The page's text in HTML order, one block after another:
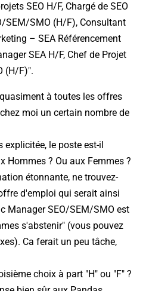
SEO H/F, Chargé de SEO
SEM/SMO (H/F), Consultant
– SEA Référencement
SEA H/F, Chef de Projet
(H/F)".
à toutes les offres
moi un certain nombre de
le poste est-il
Hommes ? Ou aux Femmes ?
étonnante, ne trouvez-
d'emploi qui serait ainsi
Manager SEO/SEM/SMO est
s'abstenir" (vous pouvez
Ca ferait un peu tâche,
choix à part "H" ou "F" ?